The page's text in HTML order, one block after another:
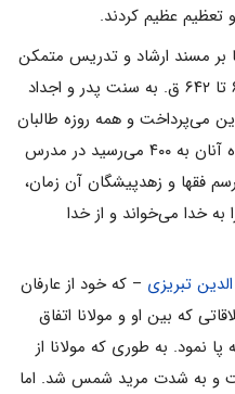
تعظیم عظیم کردند.
بر مسند ارشاد و تدریس متمکن
گردید و قریب پنج سال یعنی از ۶۳۸ تا ۶۴۲ ق. به سنت پدر و اجداد
می‌پرداخت و همه روزه طالبان
که به گفته دولتشاه‌ عده آنان به ۴۰۰ می‌رسید در مدرس
فقها و زهدپیشگان آن زمان،
خدا می‌خواند و از خدا
تبریزی – که خود از عارفان
که بین او و مولانا اتفاق
پا نمود. به طوری که مولانا از
و به شدت مرید شمس شد. اما